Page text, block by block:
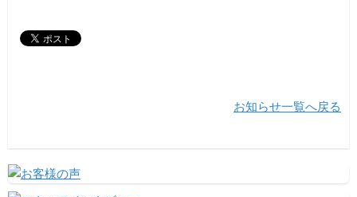
お知らせ一覧へ戻る